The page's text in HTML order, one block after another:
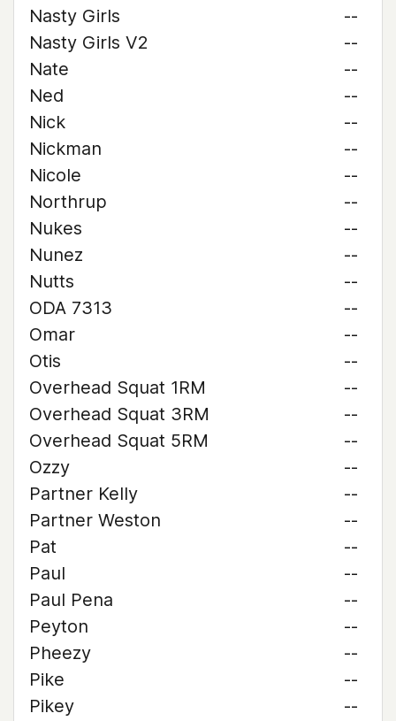
Nasty Girls
--
Nasty Girls V2
--
Nate
--
Ned
--
Nick
--
Nickman
--
Nicole
--
Northrup
--
Nukes
--
Nunez
--
Nutts
--
ODA 7313
--
Omar
--
Otis
--
Overhead Squat 1RM
--
Overhead Squat 3RM
--
Overhead Squat 5RM
--
Ozzy
--
Partner Kelly
--
Partner Weston
--
Pat
--
Paul
--
Paul Pena
--
Peyton
--
Pheezy
--
Pike
--
Pikey
--